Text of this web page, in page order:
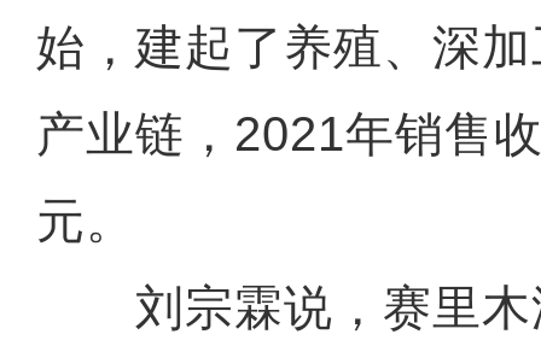
始，建起了养殖、深
产业链，2021年销售
元。
刘宗霖说，赛里木